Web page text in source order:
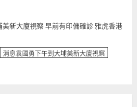
新大廈視察 早前有印傭確診 雅虎香港
消息袁國勇下午到大埔美新大廈視察